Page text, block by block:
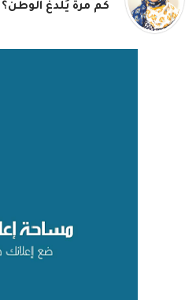
كم مرة يُلدغ الوطن؟